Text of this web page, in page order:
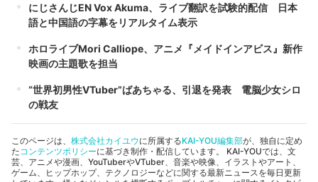
にじさんじEN Vox Akuma、ライブ翻訳を試験的配信 日本
語と中国語の字幕をリアルタイム表示
ホロライブMori Calliope、アニメ『メイドインアビス』新作
映画の主題歌を担当
“世界初男性VTuber”ばあちゃる、引退を発表 電脳少女シロ
の戦友
このページは、 株式会社カイユウに所属するKAI-YOU編集部が、独自に定め
た コンテンツポリシーに基づき制作・配信しています。 KAI-YOUでは、文
芸、アニメや漫画、YouTuberやVTuber、音楽や映像、イラストやアート、
ゲーム、ヒップホップ、テクノロジーなどに関する最新ニュースを毎日更新